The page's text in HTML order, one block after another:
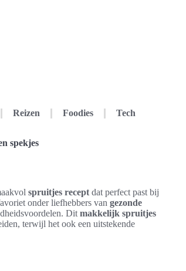
Reizen Foodies Tech
spekjes
spruitjes recept dat perfect past bij
onder liefhebbers van gezonde
Dit makkelijk spruitjes
terwijl het ook een uitstekende